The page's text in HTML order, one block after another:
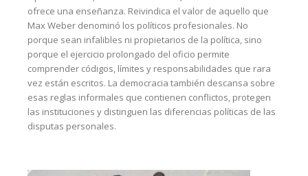
ofrece una enseñanza. Reivindica el valor de aquello que
Max Weber denominó los políticos profesionales. No
porque sean infalibles ni propietarios de la política, sino
porque el ejercicio prolongado del oficio permite
comprender códigos, límites y responsabilidades que rara
vez están escritos. La democracia también descansa sobre
esas reglas informales que contienen conflictos, protegen
las instituciones y distinguen las diferencias políticas de las
disputas personales.